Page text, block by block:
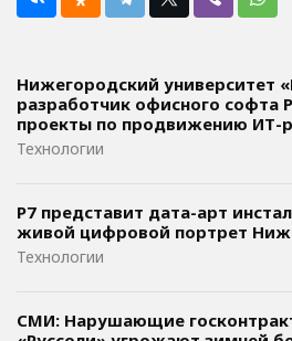
Нижегородский университет
разработчик офисного софта
проекты по продвижению ИТ-
Технологии
Р7 представит дата-арт
живой цифровой портрет
Технологии
СМИ: Нарушающие